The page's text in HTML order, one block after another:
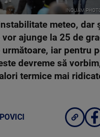
INQUAM
meteo, dar
ajunge la 25 de
iar pentru
devreme să
termice mai